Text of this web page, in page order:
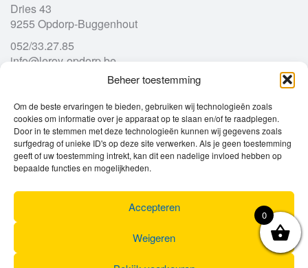
Beheer toestemming
Om de beste ervaringen te bieden, gebruiken wij technologieën zoals
cookies om informatie over je apparaat op te slaan en/of te raadplegen.
Door in te stemmen met deze technologieën kunnen wij gegevens zoals
surfgedrag of unieke ID's op deze site verwerken. Als je geen toestemming
geeft of uw toestemming intrekt, kan dit een nadelige invloed hebben op
bepaalde functies en mogelijkheden.
Accepteren
Weigeren
Dries 43
9255 Opdorp-Buggenhout
052/33.27.85
info@leroy-opdorp.be
Openingsuren
Ma
gesloten
Di
9u – 12u
13u – 18u00
Wo
9u – 12u
13u – 18u00
Do
9u – 12u
13u – 18u00
13u – 18u00
Za
0